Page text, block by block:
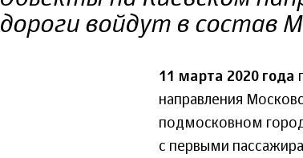
дороги войдут в состав
11 марта 2020 года
направления
подмосковном
с первыми